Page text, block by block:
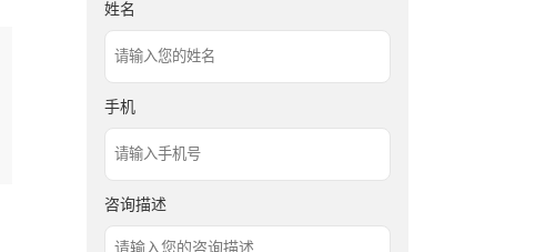
姓名
手机
咨询描述